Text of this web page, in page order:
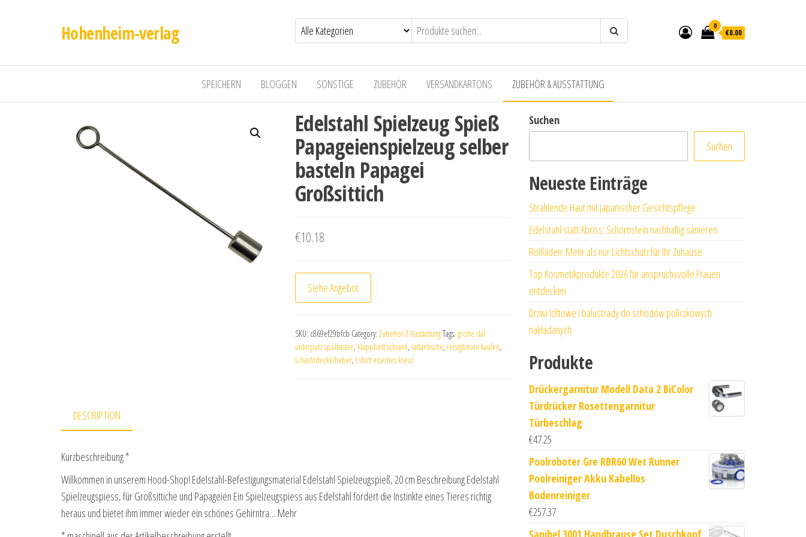
Hohenheim-verlag 0
€0.00
SPEICHERN BLOGGEN SONSTIGE ZUBEHÖR VERSANDKARTONS ZUBEHÖR & AUSSTATTUNG
Edelstahl Spielzeug Spieß
Papageienspielzeug selber
basteln Papagei
Großsittich
€10.18
Siehe Angebot
SKU: c869ef29bfcb Category: Zubehör & AusstattungTags: grohe dal
unterputz spülkasten, klappbett schrank, rattantische, reisigbesen kaufen,
schachtdeckelheber, t shirt eisernes kreuz
DESCRIPTION
Kurzbeschreibung *
Willkommen in unserem Hood-Shop! Edelstahl-Befestigungsmaterial Edelstahl Spielzeugspieß, 20 cm Beschreibung Edelstahl
Spielzeugspiess, für Großsittiche und Papageien Ein Spielzeugspiess aus Edelstahl fordert die Instinkte eines Tieres richtig
heraus und bietet ihm immer wieder ein schönes Gehirntra… Mehr
Suchen
Suchen
Neueste Einträge
Strahlende Haut mit japanischer Gesichtspflege
Edelstahl statt Abriss: Schornstein nachhaltig sanieren
Rollläden: Mehr als nur Lichtschutz für Ihr Zuhause
Top Kosmetikprodukte 2026 für anspruchsvolle Frauen
entdecken
Drzwi loftowe i balustrady do schodów policzkowych
nakładanych
Produkte
Drückergarnitur Modell Data 2 BiColor
Türdrücker Rosettengarnitur
Türbeschlag
€47.25
Poolroboter Gre RBR60 Wet Runner
Poolreiniger Akku Kabellos
Bodenreiniger
€257.37
Sanibel 3001 Handbrause Set Duschkopf